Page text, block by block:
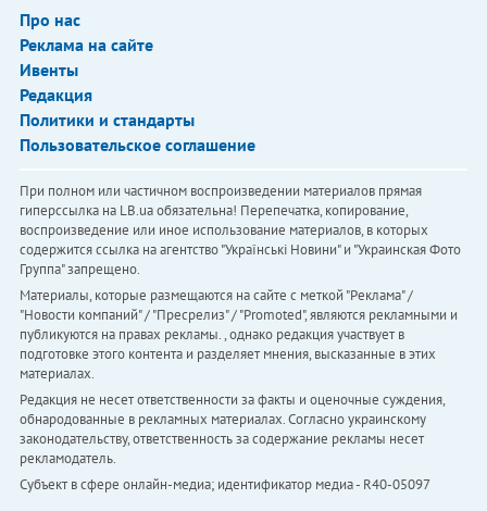
Про нас
Реклама на сайте
Ивенты
Редакция
Политики и стандарты
Пользовательское соглашение
При полном или частичном воспроизведении материалов прямая
гиперссылка на LB.ua обязательна! Перепечатка, копирование,
воспроизведение или иное использование материалов, в которых
содержится ссылка на агентство "Українськi Новини" и "Украинская Фото
Группа" запрещено.
Материалы, которые размещаются на сайте с меткой "Реклама" /
"Новости компаний" / "Пресрелиз" / "Promoted", являются рекламными и
публикуются на правах рекламы. , однако редакция участвует в
подготовке этого контента и разделяет мнения, высказанные в этих
материалах.
Редакция не несет ответственности за факты и оценочные суждения,
обнародованные в рекламных материалах. Согласно украинскому
законодательству, ответственность за содержание рекламы несет
рекламодатель.
Субъект в сфере онлайн-медиа; идентификатор медиа - R40-05097